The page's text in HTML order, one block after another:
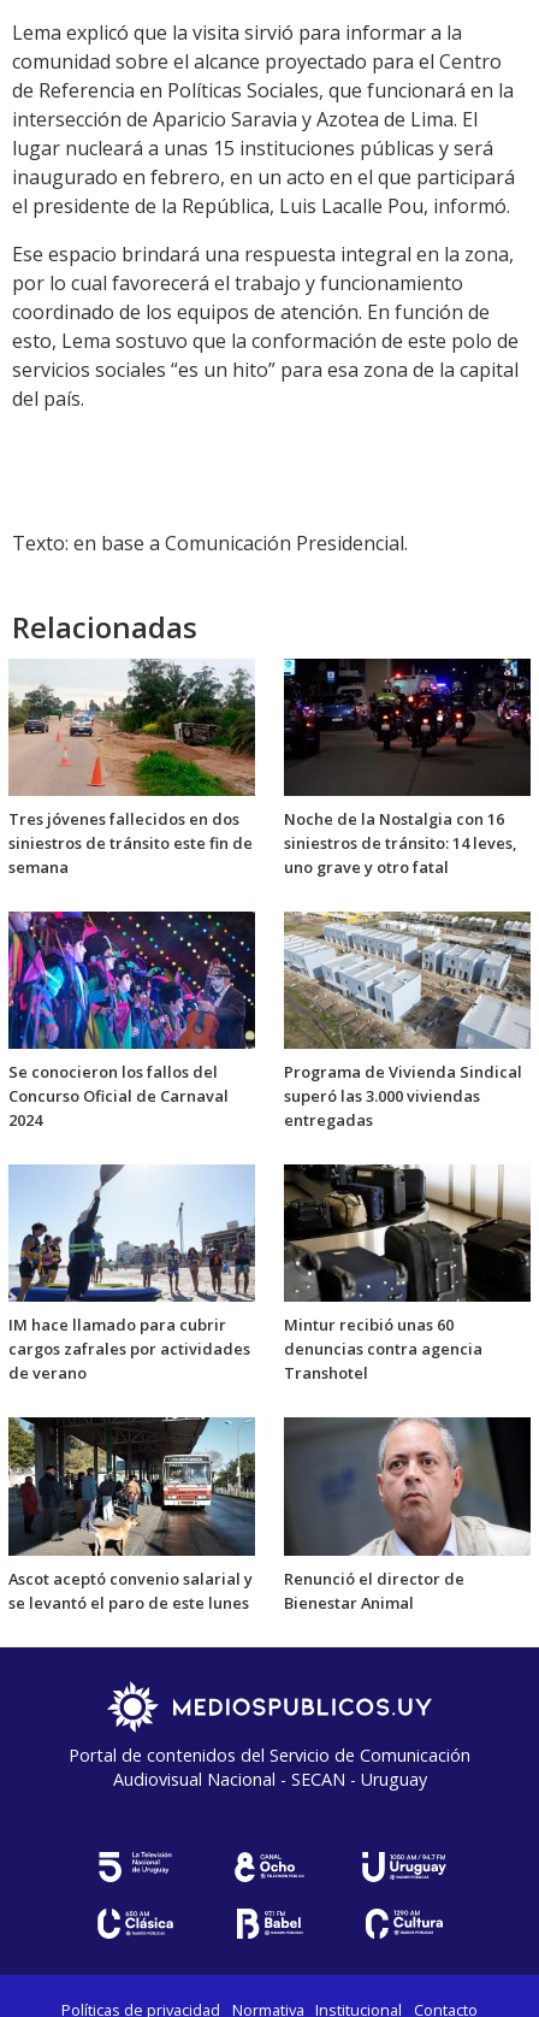
Lema explicó que la visita sirvió para informar a la
comunidad sobre el alcance proyectado para el Centro
de Referencia en Políticas Sociales, que funcionará en la
intersección de Aparicio Saravia y Azotea de Lima. El
lugar nucleará a unas 15 instituciones públicas y será
inaugurado en febrero, en un acto en el que participará
el presidente de la República, Luis Lacalle Pou, informó.
Ese espacio brindará una respuesta integral en la zona,
por lo cual favorecerá el trabajo y funcionamiento
coordinado de los equipos de atención. En función de
esto, Lema sostuvo que la conformación de este polo de
servicios sociales “es un hito” para esa zona de la capital
del país.
Texto: en base a Comunicación Presidencial.
Relacionadas
Tres jóvenes fallecidos en dos
siniestros de tránsito este fin de
semana
Noche de la Nostalgia con 16
siniestros de tránsito: 14 leves,
uno grave y otro fatal
Se conocieron los fallos del
Concurso Oficial de Carnaval
2024
Programa de Vivienda Sindical
superó las 3.000 viviendas
entregadas
IM hace llamado para cubrir
cargos zafrales por actividades
de verano
Mintur recibió unas 60
denuncias contra agencia
Transhotel
Ascot aceptó convenio salarial y
se levantó el paro de este lunes
Renunció el director de
Bienestar Animal
Portal de contenidos del Servicio de Comunicación
Audiovisual Nacional - SECAN - Uruguay
Políticas de privacidad Normativa Institucional Contacto